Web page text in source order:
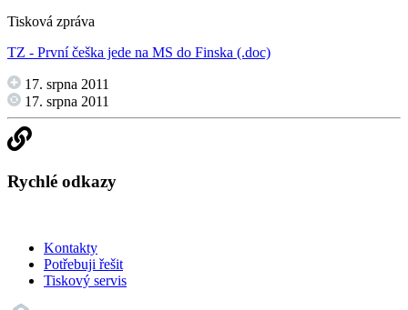
Tisková zpráva
TZ - První češka jede na MS do Finska (.doc)
17. srpna 2011
17. srpna 2011
Rychlé odkazy
Kontakty
Potřebuji řešit
Tiskový servis